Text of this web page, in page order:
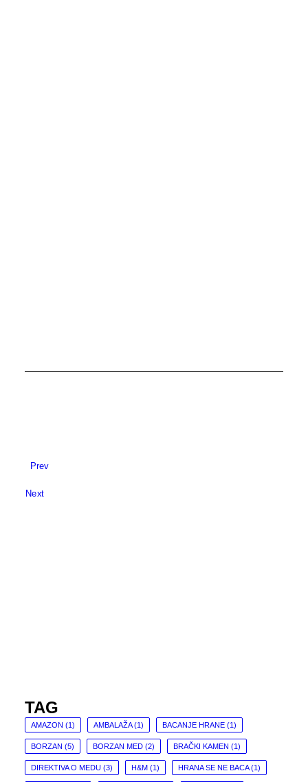
Prev
Next
TAG
AMAZON (1) AMBALAŽA(1) BACANJE HRANE (1)
BORZAN (5) BORZAN MED (2) BRAČKI KAMEN (1)
DIREKTIVA O MEDU (3) H&M (1) HRANA SE NE BACA(1)